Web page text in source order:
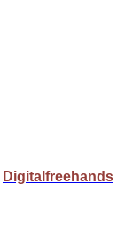
Digitalfreehands